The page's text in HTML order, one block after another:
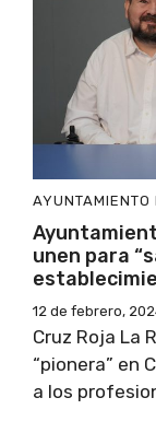
AYUNTAMIENTO
unen para
12 de febrero,
Cruz Roja La
“pionera” en
a los